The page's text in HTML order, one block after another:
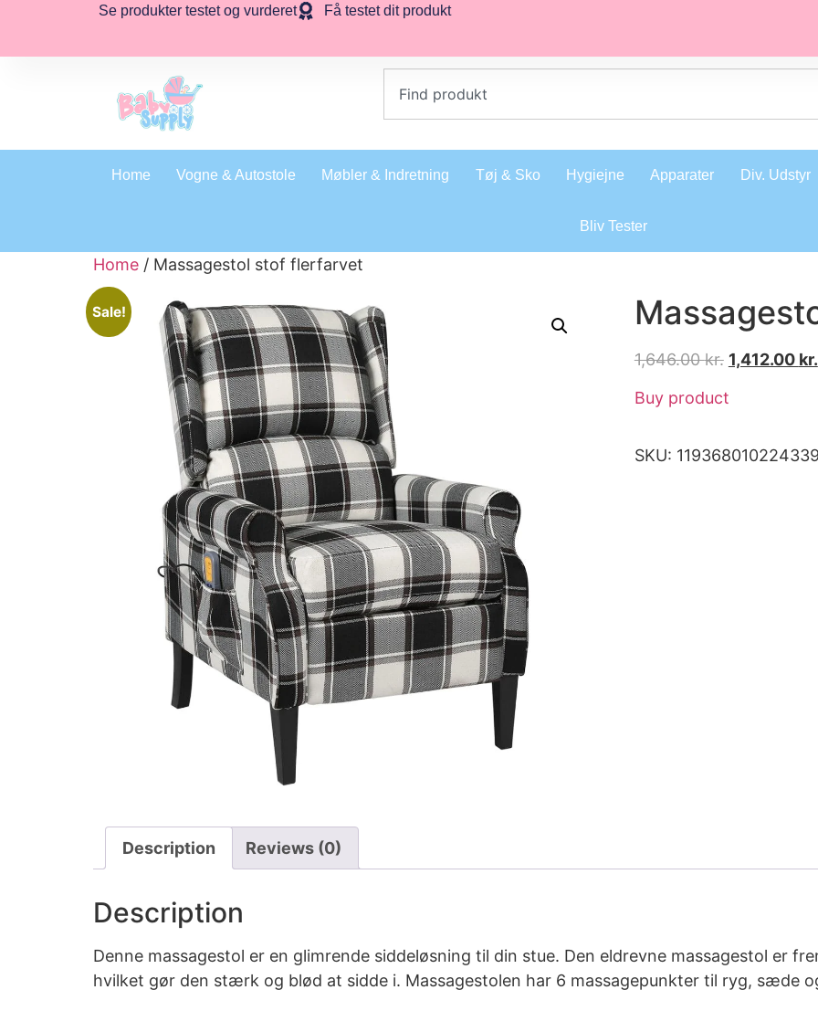
Se produkter testet og vurderet Få testet dit produkt
Home Vogne & Autostole Møbler & Indretning Tøj & Sko Hygiejne Apparater Div. Udstyr
Bliv Tester
Home / Massagestol stof flerfarvet
Sale!
1,646.00kr. 1,412.00 kr.
Buy product
SKU:
Description Reviews (0)
Description
Denne massagestol er en glimrende siddeløsning til din stue. Den eldrevne massagestol er
hvilket gør den stærk og blød at sidde i. Massagestolen har 6 massagepunkter til ryg, sæde